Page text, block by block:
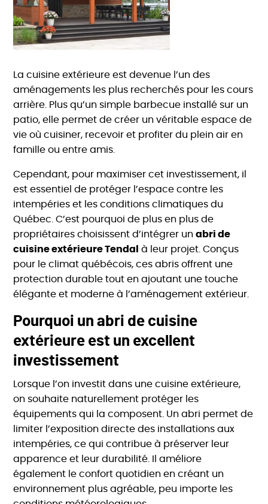
La cuisine extérieure est devenue l’un des
aménagements les plus recherchés pour les cours
arrière. Plus qu’un simple barbecue installé sur un
patio, elle permet de créer un véritable espace de
vie où cuisiner, recevoir et profiter du plein air en
famille ou entre amis.
Cependant, pour maximiser cet investissement, il
est essentiel de protéger l’espace contre les
intempéries et les conditions climatiques du
Québec. C’est pourquoi de plus en plus de
propriétaires choisissent d’intégrer unabri de
cuisine extérieure Tendal
à leur projet. Conçus
pour le climat québécois, ces abris offrent une
protection durable tout en ajoutant une touche
élégante et moderne à l’aménagement extérieur.
Pourquoi un abri de cuisine
extérieure est un excellent
investissement
Lorsque l’on investit dans une cuisine extérieure,
on souhaite naturellement protéger les
équipements qui la composent. Un abri permet de
limiter l’exposition directe des installations aux
intempéries, ce qui contribue à préserver leur
apparence et leur durabilité. Il améliore
également le confort quotidien en créant un
environnement plus agréable, peu importe les